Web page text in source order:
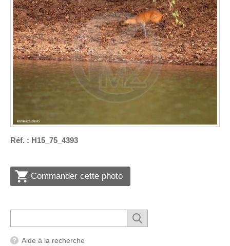
Réf. : H15_75_4393
Commander cette photo
Aide à la recherche